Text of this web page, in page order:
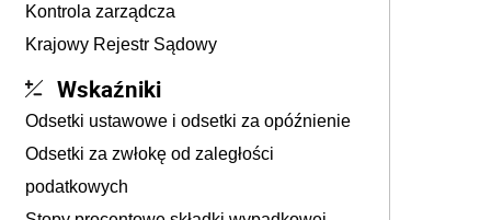
Kontrola zarządcza
Krajowy Rejestr Sądowy
Wskaźniki
Odsetki ustawowe i odsetki za opóźnienie
Odsetki za zwłokę od zaległości
podatkowych